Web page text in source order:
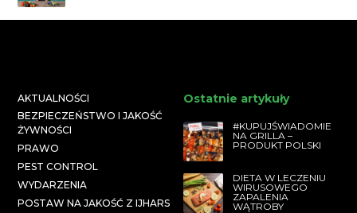
AKTUALNOŚCI
BEZPIECZEŃSTWO I JAKOŚĆ
ŻYWNOŚCI
PRAWO
PEST CONTROL
WYDARZENIA
POSTAW NA JAKOŚĆ Z IJHARS
Ostatnie artykuły
#KUPUJŚWIADOMIE
NA GRILLA –
PRODUKT POLSKI
DIETA W LECZENIU
WIRUSOWEGO
ZAPALENIA
WĄTROBY